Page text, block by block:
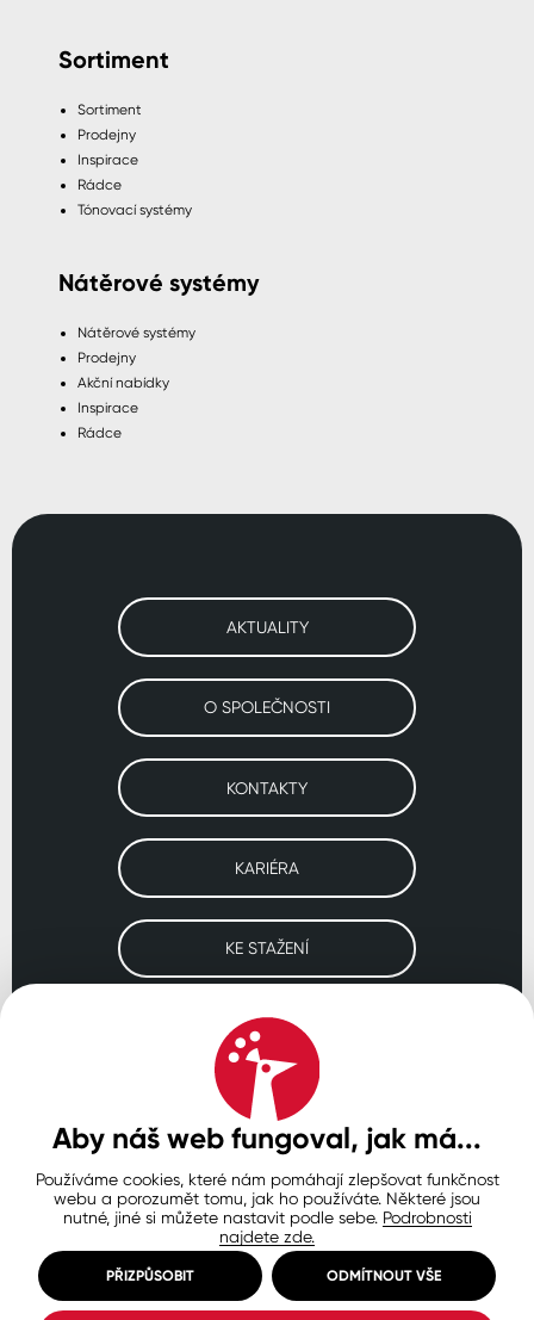
Sortiment
Sortiment
Prodejny
Inspirace
Rádce
Tónovací systémy
Nátěrové systémy
Nátěrové systémy
Prodejny
Akční nabídky
Inspirace
Rádce
AKTUALITY
O SPOLEČNOSTI
KONTAKTY
KARIÉRA
KE STAŽENÍ
Navštivte naše pobočky
SLOVENSKO POLSKO
Ochrana osobních údajů
Zásady používání souborů cookie
Nastavení cookies
© Copyright 2026 COLORLAK
Created by inCUBE
Aby náš web fungoval, jak má...
Používáme cookies, které nám pomáhají zlepšovat funkčnost
webu a porozumět tomu, jak ho používáte. Některé jsou
nutné, jiné si můžete nastavit podle sebe. Podrobnosti
najdete zde.
PŘIZPŮSOBIT ODMÍTNOUT VŠE